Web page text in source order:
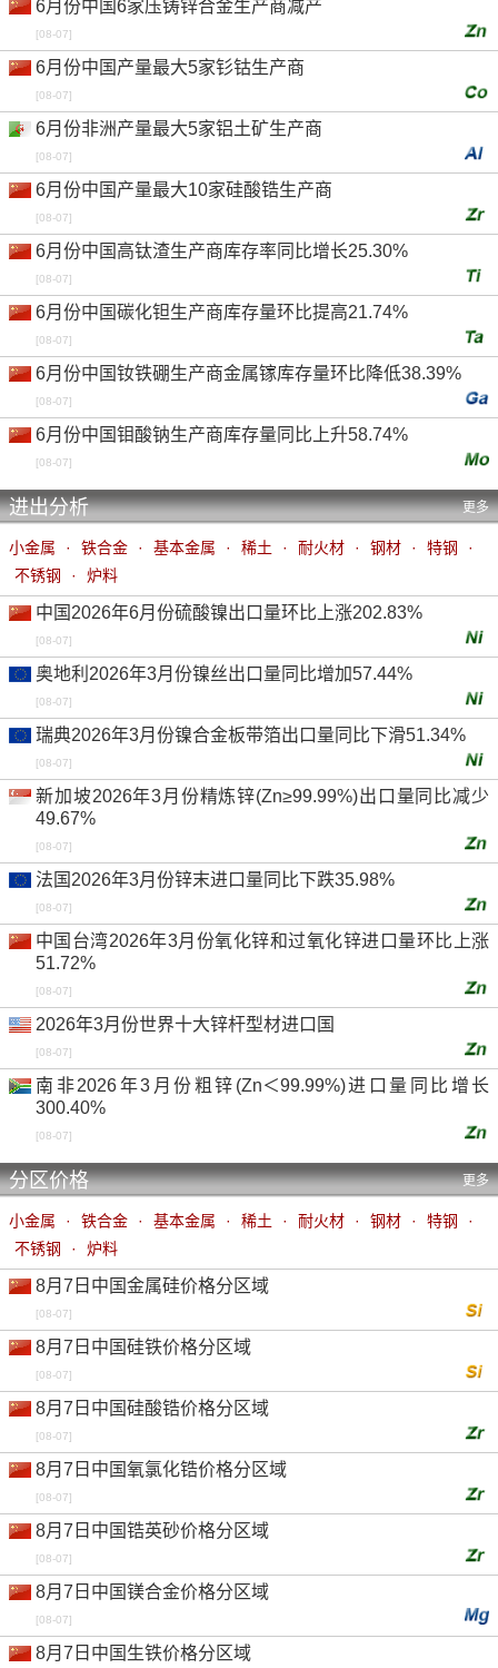
6月份中国6家压铸锌合金生产商减产
[08-07]
6月份中国产量最大5家钐钴生产商
[08-07]
6月份非洲产量最大5家铝土矿生产商
[08-07]
6月份中国产量最大10家硅酸锆生产商
[08-07]
6月份中国高钛渣生产商库存率同比增长25.30%
[08-07]
6月份中国碳化钽生产商库存量环比提高21.74%
[08-07]
6月份中国钕铁硼生产商金属镓库存量环比降低38.39%
[08-07]
6月份中国钼酸钠生产商库存量同比上升58.74%
[08-07]
进出分析 更多
小金属 · 铁合金 · 基本金属 · 稀土 · 耐火材 · 钢材 · 特钢
·
不锈钢
· 炉料
中国2026年6月份硫酸镍出口量环比上涨202.83%
[08-07]
奥地利2026年3月份镍丝出口量同比增加57.44%
[08-07]
瑞典2026年3月份镍合金板带箔出口量同比下滑51.34%
[08-07]
新加坡2026年3月份精炼锌(Zn≥99.99%)出口量同比减少
49.67%
[08-07]
法国2026年3月份锌末进口量同比下跌35.98%
[08-07]
中国台湾2026年3月份氧化锌和过氧化锌进口量环比上涨
51.72%
[08-07]
2026年3月份世界十大锌杆型材进口国
[08-07]
南非2026年3月份粗锌(Zn＜99.99%)进口量同比增长
300.40%
[08-07]
分区价格 更多
小金属 · 铁合金 · 基本金属 · 稀土 · 耐火材 · 钢材 · 特钢
·
不锈钢
· 炉料
8月7日中国金属硅价格分区域
[08-07]
8月7日中国硅铁价格分区域
[08-07]
8月7日中国硅酸锆价格分区域
[08-07]
8月7日中国氧氯化锆价格分区域
[08-07]
8月7日中国锆英砂价格分区域
[08-07]
8月7日中国镁合金价格分区域
[08-07]
8月7日中国生铁价格分区域